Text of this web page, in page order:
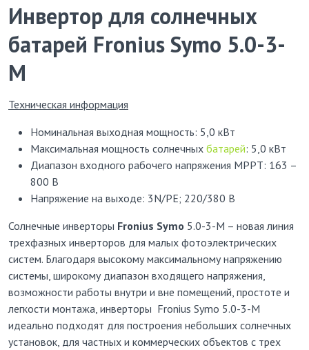
Инвертор для солнечных
батарей Fronius Symo 5.0-3-
M
Техническая информация
Номинальная выходная мощность: 5,0 кВт
Максимальная мощность солнечных батарей: 5,0 кВт
Диапазон входного рабочего напряжения МРРТ: 163 –
800 В
Напряжение на выходе: 3N/PE; 220/380 В
Солнечные инверторы Fronius Symo 5.0-3-M – новая линия
трехфазных инверторов для малых фотоэлектрических
систем. Благодаря высокому максимальному напряжению
системы, широкому диапазон входящего напряжения,
возможности работы внутри и вне помещений, простоте и
легкости монтажа, инверторы Fronius Symo 5.0-3-M
идеально подходят для построения небольших солнечных
установок, для частных и коммерческих объектов с трех